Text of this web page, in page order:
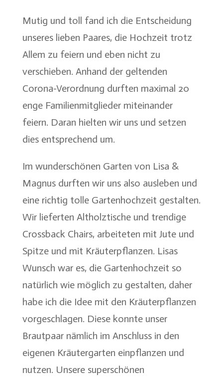
Mutig und toll fand ich die Entscheidung
unseres lieben Paares, die Hochzeit trotz
Allem zu feiern und eben nicht zu
verschieben. Anhand der geltenden
Corona-Verordnung durften maximal 20
enge Familienmitglieder miteinander
feiern. Daran hielten wir uns und setzen
dies entsprechend um.
Im wunderschönen Garten von Lisa &
Magnus durften wir uns also ausleben und
eine richtig tolle Gartenhochzeit gestalten.
Wir lieferten Altholztische und trendige
Crossback Chairs, arbeiteten mit Jute und
Spitze und mit Kräuterpflanzen. Lisas
Wunsch war es, die Gartenhochzeit so
natürlich wie möglich zu gestalten, daher
habe ich die Idee mit den Kräuterpflanzen
vorgeschlagen. Diese konnte unser
Brautpaar nämlich im Anschluss in den
eigenen Kräutergarten einpflanzen und
nutzen. Unsere superschönen